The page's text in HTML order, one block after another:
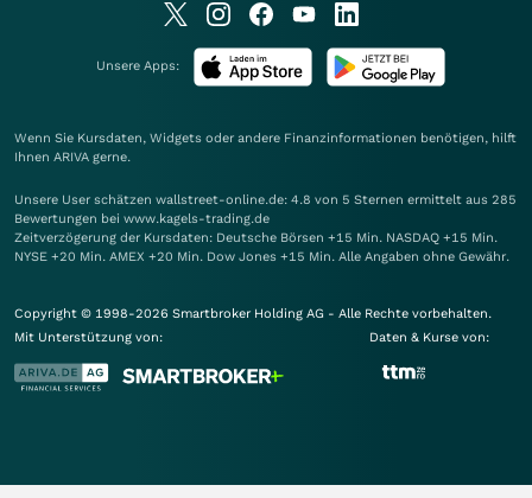
Unsere Apps:
Wenn Sie Kursdaten, Widgets oder andere Finanzinformationen benötigen, hilft
Ihnen ARIVA gerne.
Unsere User schätzen wallstreet-online.de: 4.8 von 5 Sternen ermittelt aus 285
Bewertungen bei www.kagels-trading.de
Zeitverzögerung der Kursdaten: Deutsche Börsen +15 Min. NASDAQ +15 Min.
NYSE +20 Min. AMEX +20 Min. Dow Jones +15 Min. Alle Angaben ohne Gewähr.
Copyright © 1998-2026 Smartbroker Holding AG - Alle Rechte vorbehalten.
Mit Unterstützung von:
Daten & Kurse von: